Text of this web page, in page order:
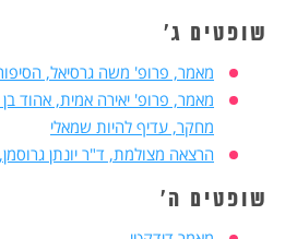
שופטים ג'
מאמר, פרופ' משה גרסיאל,
מאמר, פרופ' יאירה אמית, אהוד
מחקר, עדיף להיות שמאלי
הרצאה מצולמת, ד"ר יונתן
שופטים ה'